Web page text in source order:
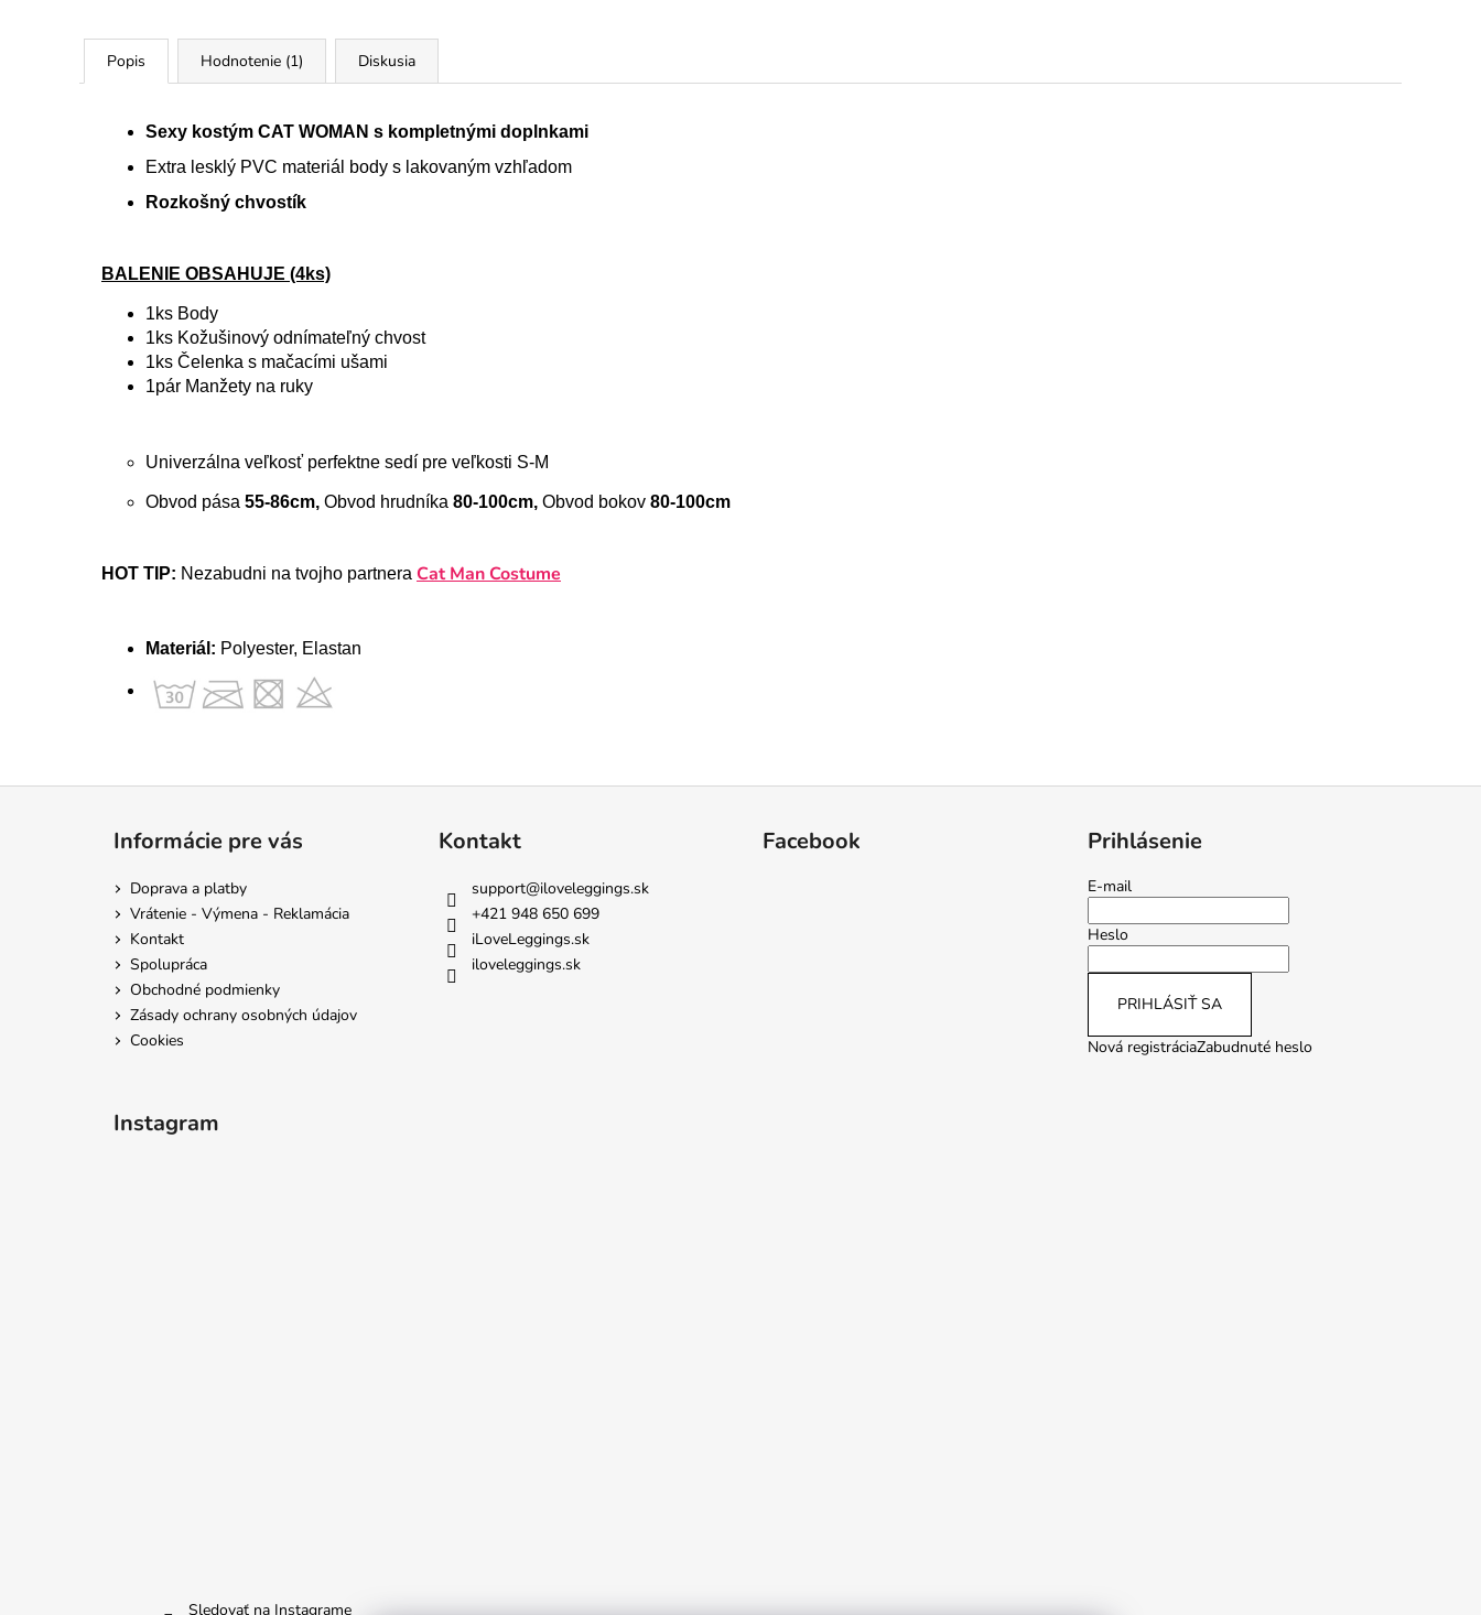
Popis Hodnotenie (1) Diskusia
Sexy kostým CAT WOMAN s kompletnými doplnkami
Extra lesklý PVC materiál body s lakovaným vzhľadom
Rozkošný chvostík
BALENIE OBSAHUJE (4ks)
1ks Body
1ks Kožušinový odnímateľný chvost
1ks Čelenka s mačacími ušami
1pár Manžety na ruky
Univerzálna veľkosť perfektne sedí pre veľkosti S-M
Obvod pása 55-86cm, Obvod hrudníka 80-100cm, Obvod bokov 80-100cm
HOT TIP: Nezabudni na tvojho partnera Cat Man Costume
Materiál: Polyester, Elastan
Informácie pre vás
Doprava a platby
Vrátenie - Výmena - Reklamácia
Kontakt
Spolupráca
Obchodné podmienky
Zásady ochrany osobných údajov
Cookies
Kontakt
support@iloveleggings.sk
+421 948 650 699
iLoveLeggings.sk
iloveleggings.sk
Facebook Prihlásenie
E-mail
Heslo
PRIHLÁSIŤ SA
Nová registráciaZabudnuté heslo
Instagram
Sledovať na Instagrame